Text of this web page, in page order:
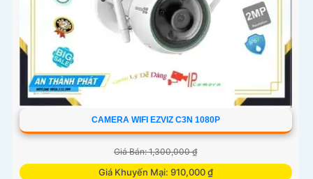
CAMERA WIFI EZVIZ C3N 1080P
Giá Bán: 1,300,000 ₫
Giá Khuyến Mại: 910,000 ₫